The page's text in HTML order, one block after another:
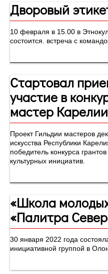
Дворовый
10 февраля в 15.00 в
состоится. встреча с
Стартовал
участие в
мастер
Проект Гильдии мастеров
искусства Республики
победитель конкурса
культурных инициатив.
«Школа
«Палитра
30 января 2022 года
инициативной группой в